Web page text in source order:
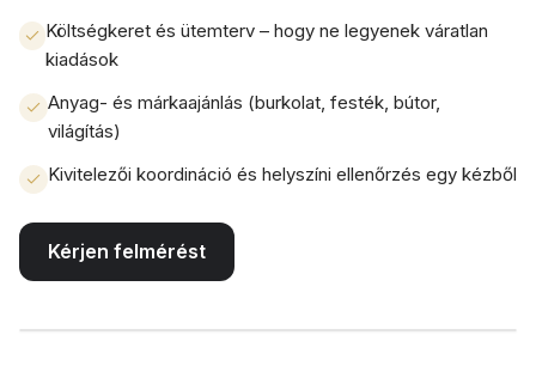
Költségkeret és ütemterv – hogy ne legyenek váratlan
kiadások
Anyag- és márkaajánlás (burkolat, festék, bútor,
világítás)
Kivitelezői koordináció és helyszíni ellenőrzés egy kézből
Kérjen felmérést